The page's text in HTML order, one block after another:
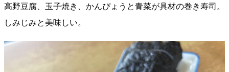
高野豆腐、玉子焼き、かんぴょうと青菜が具材の巻き寿司。
しみじみと美味しい。